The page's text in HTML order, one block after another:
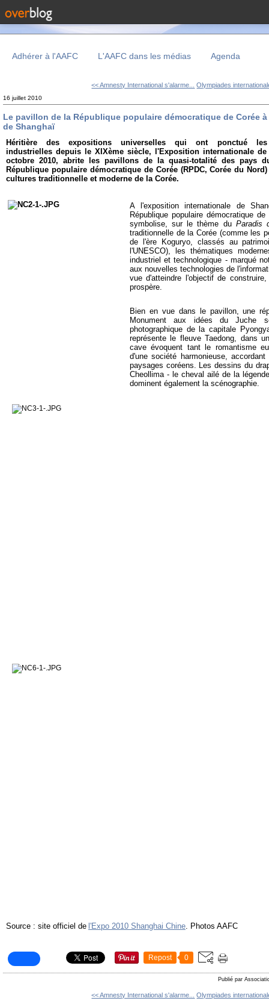
Adhérer à l'AAFC L'AAFC dans les médias Agenda
<< Amnesty International s'alarme... Olympiades
16 juillet 2010
Le pavillon de la République populaire démocratique de Corée
de Shanghaï
Héritière des expositions universelles qui ont ponctué
industrielles depuis le XIXème siècle, l'Exposition internationale
octobre 2010, abrite les pavillons de la quasi-totalité des pays
République populaire démocratique de Corée (RPDC, Corée du
cultures traditionnelle et moderne de la Corée.
A l'exposition internationale de
République populaire démocratique
symbolise, sur le thème du Paradis
traditionnelle de la Corée (comme les
de l'ère Koguryo, classés au
l'UNESCO), les thématiques
industriel et technologique - marqué
aux nouvelles technologies de
vue d'atteindre l'objectif de
prospère.
Bien en vue dans le pavillon, une
Monument aux idées du Juche
photographique de la capitale
représente le fleuve Taedong, dans
cave évoquent tant le romantisme
d'une société harmonieuse,
paysages coréens. Les dessins du
Cheollima - le cheval ailé de la
dominent également la scénographie.
Source : site officiel de l'Expo 2010 Shanghai Chine. Photos AAFC
Repost 0
Publié par
<< Amnesty International s'alarme... Olympiades